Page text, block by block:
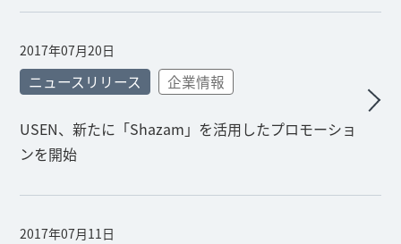
2017年07月20日
ニュースリリース 企業情報
USEN、新たに「Shazam」を活用したプロモーショ
ンを開始
2017年07月11日